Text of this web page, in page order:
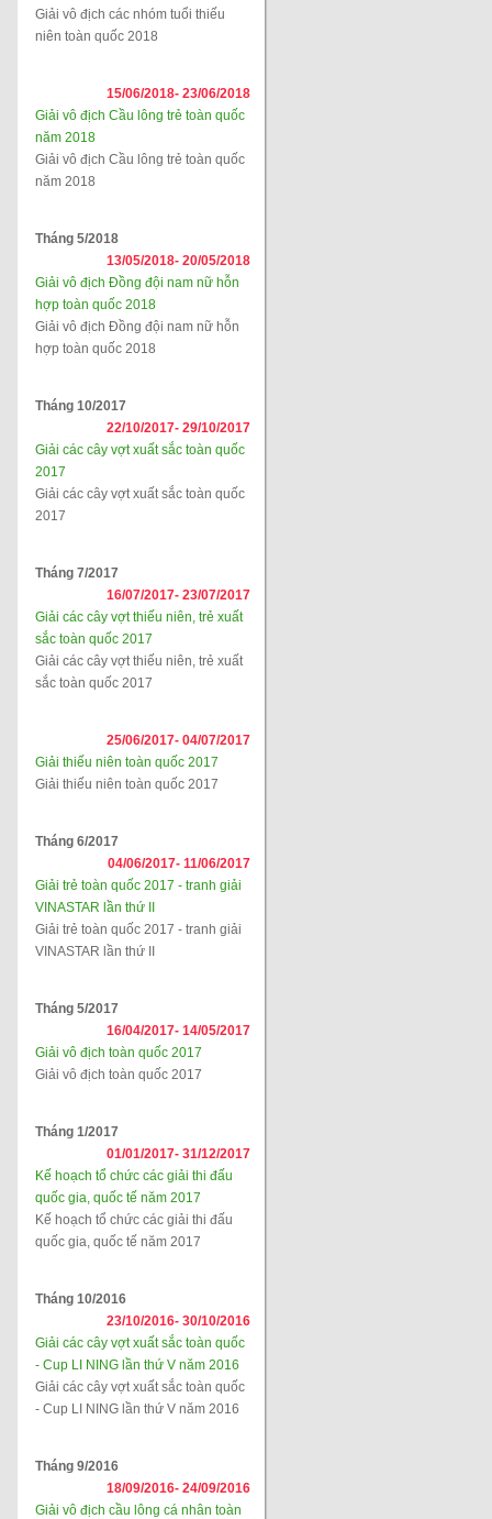
Giải vô địch các nhóm tuổi thiếu
niên toàn quốc 2018
15/06/2018- 23/06/2018
Giải vô địch Cầu lông trẻ toàn quốc
năm 2018
Giải vô địch Cầu lông trẻ toàn quốc
năm 2018
Tháng 5/2018
13/05/2018- 20/05/2018
Giải vô địch Đồng đội nam nữ hỗn
hợp toàn quốc 2018
Giải vô địch Đồng đội nam nữ hỗn
hợp toàn quốc 2018
Tháng 10/2017
22/10/2017- 29/10/2017
Giải các cây vợt xuất sắc toàn quốc
2017
Giải các cây vợt xuất sắc toàn quốc
2017
Tháng 7/2017
16/07/2017- 23/07/2017
Giải các cây vợt thiếu niên, trẻ xuất
sắc toàn quốc 2017
Giải các cây vợt thiếu niên, trẻ xuất
sắc toàn quốc 2017
25/06/2017- 04/07/2017
Giải thiếu niên toàn quốc 2017
Giải thiếu niên toàn quốc 2017
Tháng 6/2017
04/06/2017- 11/06/2017
Giải trẻ toàn quốc 2017 - tranh giải
VINASTAR lần thứ II
Giải trẻ toàn quốc 2017 - tranh giải
VINASTAR lần thứ II
Tháng 5/2017
16/04/2017- 14/05/2017
Giải vô địch toàn quốc 2017
Giải vô địch toàn quốc 2017
Tháng 1/2017
01/01/2017- 31/12/2017
Kế hoạch tổ chức các giải thi đấu
quốc gia, quốc tế năm 2017
Kế hoạch tổ chức các giải thi đấu
quốc gia, quốc tế năm 2017
Tháng 10/2016
23/10/2016- 30/10/2016
Giải các cây vợt xuất sắc toàn quốc
- Cup LI NING lần thứ V năm 2016
Giải các cây vợt xuất sắc toàn quốc
- Cup LI NING lần thứ V năm 2016
Tháng 9/2016
18/09/2016- 24/09/2016
Giải vô địch cầu lông cá nhân toàn